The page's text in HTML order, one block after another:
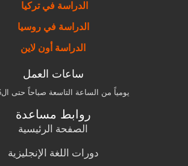
الدراسة في تركيا
الدراسة في روسيا
الدراسة أون لاين
ساعات العمل
يومياً من الساعة التاسعة صباحاً حتى ال6 مساءً
روابط مساعدة
الصفحة الرئيسية
دورات اللغة الإنجليزية